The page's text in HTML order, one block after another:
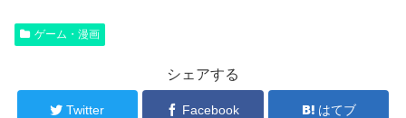
ゲーム・漫画
シェアする
Twitter Facebook はてブ